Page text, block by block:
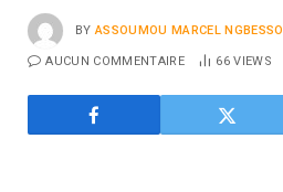
BY ASSOUMOU MARCEL NGBESSO
AUCUN COMMENTAIRE 66VIEWS